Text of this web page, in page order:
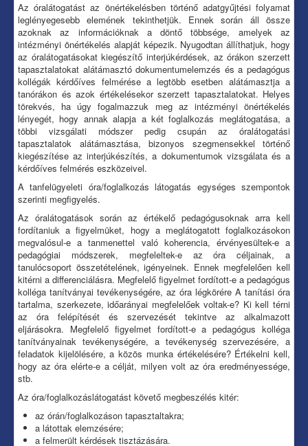
Az óralátogatást az önértékelésben történő adatgyűjtési folyamat
leglényegesebb elemének tekinthetjük. Ennek során áll össze
azoknak az információknak a döntő többsége, amelyek az
intézményi önértékelés alapját képezik. Nyugodtan állíthatjuk, hogy
az óralátogatásokat kiegészítő interjúkérdések, az órákon szerzett
tapasztalatokat alátámasztó dokumentumelemzés és a pedagógus
kollégák kérdőíves felmérése a legtöbb esetben alátámasztja a
tanórákon és azok értékelésekor szerzett tapasztalatokat. Helyes
törekvés, ha úgy fogalmazzuk meg az intézményi önértékelés
lényegét, hogy annak alapja a két foglalkozás meglátogatása, a
többi vizsgálati módszer pedig csupán az óralátogatási
tapasztalatok alátámasztása, bizonyos szegmensekkel történő
kiegészítése az interjúkészítés, a dokumentumok vizsgálata és a
kérdőíves felmérés eszközeivel.
A tanfelügyeleti óra/foglalkozás látogatás egységes szempontok
szerinti megfigyelés.
Az óralátogatások során az értékelő pedagógusoknak arra kell
fordítaniuk a figyelmüket, hogy a meglátogatott foglalkozásokon
megvalósul-e a tanmenettel való koherencia, érvényesültek-e a
pedagógiai módszerek, megfeleltek-e az óra céljainak, a
tanulócsoport összetételének, igényeinek. Ennek megfelelően kell
kitérni a differenciálásra. Megfelelő figyelmet fordított-e a pedagógus
kolléga tanítványai tevékenységére, az óra légkörére A tanítási óra
tartalma, szerkezete, időarányai megfelelőek voltak-e? Ki kell térni
az óra felépítését és szervezését tekintve az alkalmazott
eljárásokra. Megfelelő figyelmet fordított-e a pedagógus kolléga
tanítványainak tevékenységére, a tevékenység szervezésére, a
feladatok kijelölésére, a közös munka értékelésére? Értékelni kell,
hogy az óra elérte-e a célját, milyen volt az óra eredményessége,
stb.
Az óra/foglalkozáslátogatást követő megbeszélés kitér:
az órán/foglalkozáson tapasztaltakra;
a látottak elemzésére;
a felmerült kérdések tisztázására.